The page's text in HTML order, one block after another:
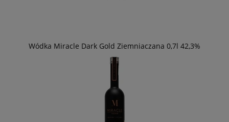
Wódka Miracle Dark Gold Ziemniaczana 0,7l 42,3%